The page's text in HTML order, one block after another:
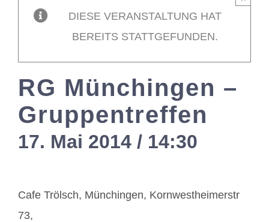
Mitglieder /
DIESE VERANSTALTUNG HAT
BEREITS STATTGEFUNDEN.
RG Münchingen –
Gruppentreffen
17. Mai 2014 / 14:30
Cafe Trölsch, Münchingen, Kornwestheimerstr
73,